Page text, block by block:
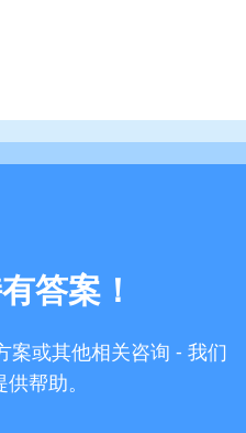
答案！
案或其他相关咨询 - 我们
帮助。